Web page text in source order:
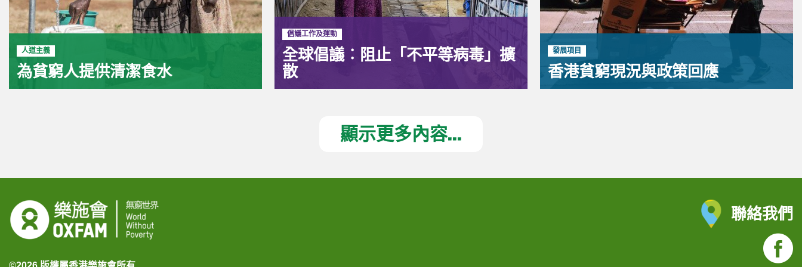
人道主義
為貧窮人提供清潔食水
倡議工作及運動
全球倡議︰阻止「不平等病毒」擴
散
發展項目
香港貧窮現況與政策回應
顯示更多內容...
聯絡我們